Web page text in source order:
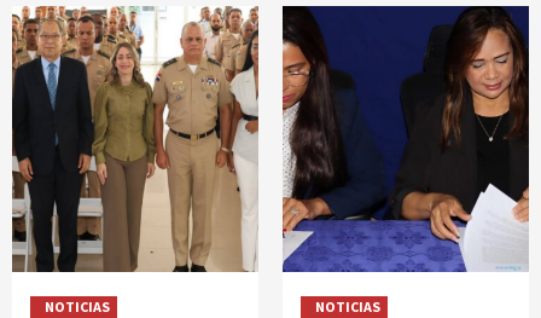
NOTICIAS NOTICIAS